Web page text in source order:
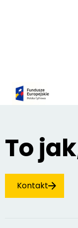
To
Kontakt